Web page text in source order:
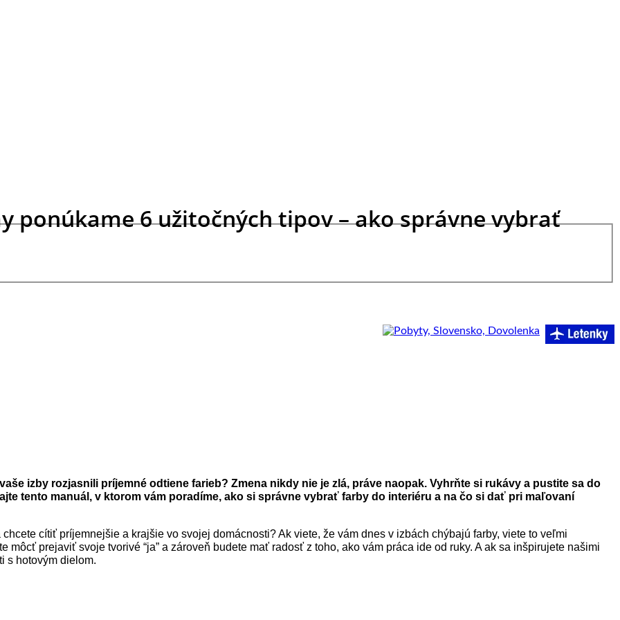
ponúkame 6 užitočných tipov – ako správne vybrať
izby rozjasnili príjemné odtiene farieb? Zmena nikdy nie je zlá, práve naopak. Vyhrňte si rukávy a pustite sa do
tento manuál, v ktorom vám poradíme, ako si správne vybrať farby do interiéru a na čo si dať pri maľovaní
cítiť príjemnejšie a krajšie vo svojej domácnosti? Ak viete, že vám dnes v izbách chýbajú farby, viete to veľmi
prejaviť svoje tvorivé “ja” a zároveň budete mať radosť z toho, ako vám práca ide od ruky. A ak sa inšpirujete našimi
s hotovým dielom.